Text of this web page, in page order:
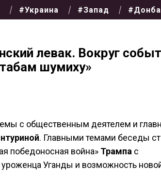
#Украина #Запад
левак. Вокруг
шумиху»
с общественным деятелем и
. Главными темами беседы
победоносная война» Трампа с
уроженца Уганды и возможность